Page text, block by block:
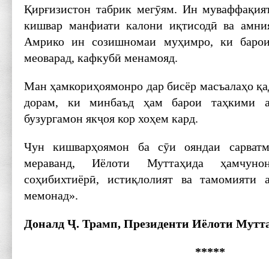
Қирғизистон табрик мегӯям. Ин
кишвар манфиати калони иқтисодӣ ва
Амрико ин созишномаи муҳимро, ки
меоварад, кафкубӣ менамояд.
Ман ҳамкориҳоямонро дар бисёр масъалаҳо
дорам, ки минбаъд ҳам барои таҳкими
бузургамон якҷоя кор хоҳем кард.
Чун кишварҳоямон ба сӯи ояндаи
мераванд, Иёлоти Муттаҳида
соҳибихтиёрӣ, истиқлолият ва тамомияти
мемонад».
Доналд Ҷ. Трамп, Президенти Иёлоти
*****